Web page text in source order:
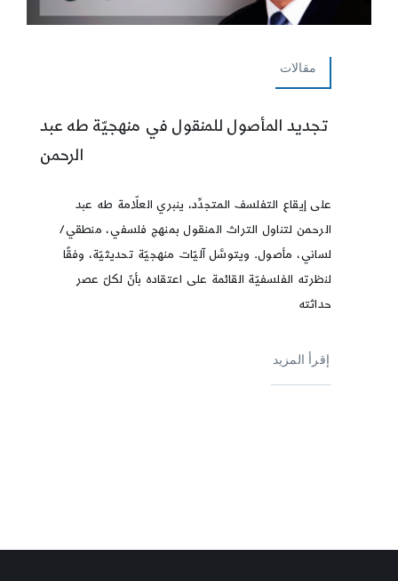
مقالات
تجديد المأصول للمنقول في منهجيّة طه عبد
الرحمن
على إيقاع التفلسف المتجدِّد، ينبري العلّامة طه عبد
الرحمن لتناول التراث المنقول بمنهج فلسفي، منطقي/
لساني، مأصول. ويتوسَّل آليّات منهجيّة تحديثيّة، وفقًا
لنظرته الفلسفيّة القائمة على اعتقاده بأنّ لكلّ عصر
حداثته
إقرأ المزيد